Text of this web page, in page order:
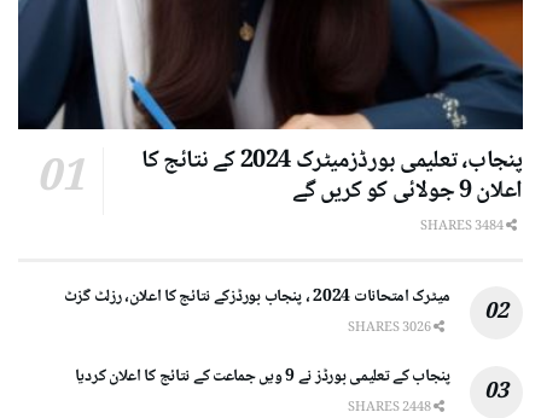
پنجاب، تعلیمی بورڈزمیٹرک 2024 کے نتائج کا
اعلان 9 جولائی کو کریں گے
میٹرک امتحانات 2024 ، پنجاب بورڈزکے نتائج کا اعلان، رزلٹ گزٹ
پنجاب کے تعلیمی بورڈز نے 9 ویں جماعت کے نتائج کا اعلان کردیا